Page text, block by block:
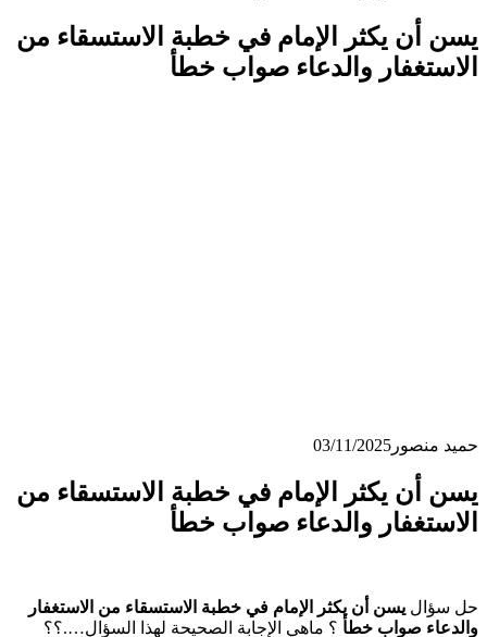
يسن أن يكثر الإمام في خطبة الاستسقاء من
الاستغفار والدعاء صواب خطأ
حميد منصور 03/11/2025
يسن أن يكثر الإمام في خطبة الاستسقاء من
الاستغفار والدعاء صواب خطأ
حل سؤال يسن أن يكثر الإمام في خطبة الاستسقاء من الاستغفار
والدعاء صواب خطأ ؟ ماهي الإجابة الصحيحة لهذا السؤال….؟؟